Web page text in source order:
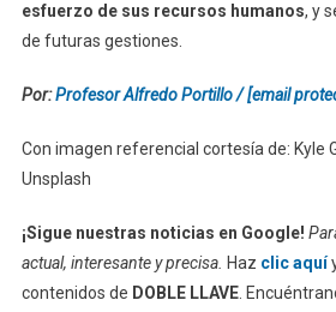
esfuerzo de sus recursos humanos, y
de futuras gestiones.
Por:Profesor Alfredo Portillo /[email
Con imagen referencial cortesía de: Kyle
Unsplash
¡Sigue nuestras noticias en Google!
actual, interesante y precisa. Haz clic aquí
contenidos de DOBLE LLAVE.